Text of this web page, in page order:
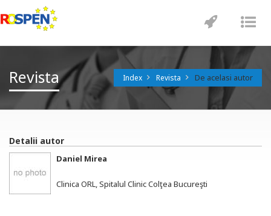
Revista Index Revista De acelasi autor
Detalii autor
Daniel Mirea
Clinica ORL, Spitalul Clinic Colţea Bucureşti